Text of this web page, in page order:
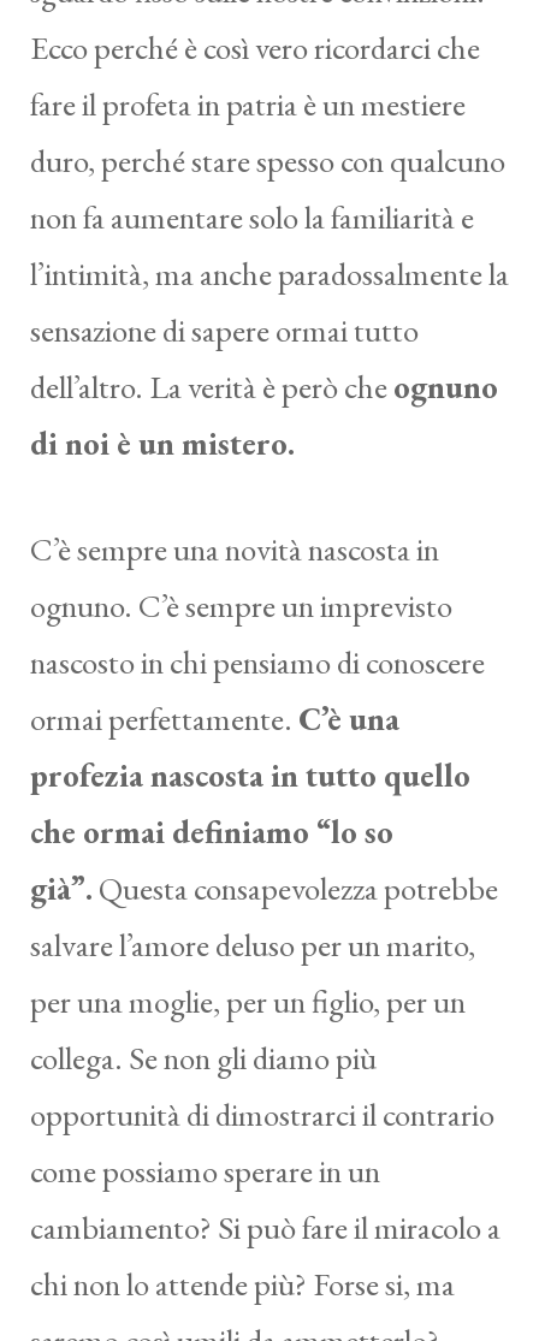
Ecco perché è così vero ricordarci che
fare il profeta in patria è un mestiere
duro, perché stare spesso con qualcuno
non fa aumentare solo la familiarità e
l’intimità, ma anche paradossalmente la
sensazione di sapere ormai tutto
dell’altro. La verità è però cheognuno
di noi è un mistero.
C’è sempre una novità nascosta in
ognuno. C’è sempre un imprevisto
nascosto in chi pensiamo di conoscere
ormai perfettamente. C’è una
profezia nascosta in tutto quello
che ormai definiamo “lo so
già”. Questa consapevolezza potrebbe
salvare l’amore deluso per un marito,
per una moglie, per un figlio, per un
collega. Se non gli diamo più
opportunità di dimostrarci il contrario
come possiamo sperare in un
cambiamento? Si può fare il miracolo a
chi non lo attende più? Forse si, ma